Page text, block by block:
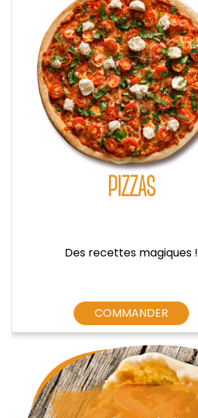
Zones de Livraison
PIZZAS
Des recettes magiques !
COMMANDER